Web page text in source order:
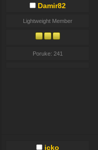
Damir82
Lightweight Member
Poruke: 241
icko